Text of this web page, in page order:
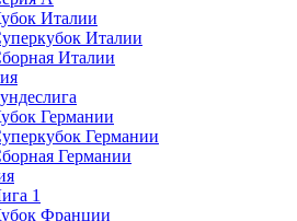
Италии
Италии
Италии
Германии
Германии
Германии
1
Франции